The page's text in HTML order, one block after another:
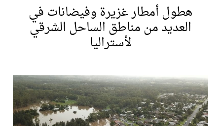
سيل الخير يروي ملاعب الكوكب
كأس العالم للرياضات الإلكترونية شاهد على ريادة المملكة والنهضة الشاملة فيها
هطول أمطار غزيرة وفيضانات في
العديد من مناطق الساحل الشرقي
لأستراليا